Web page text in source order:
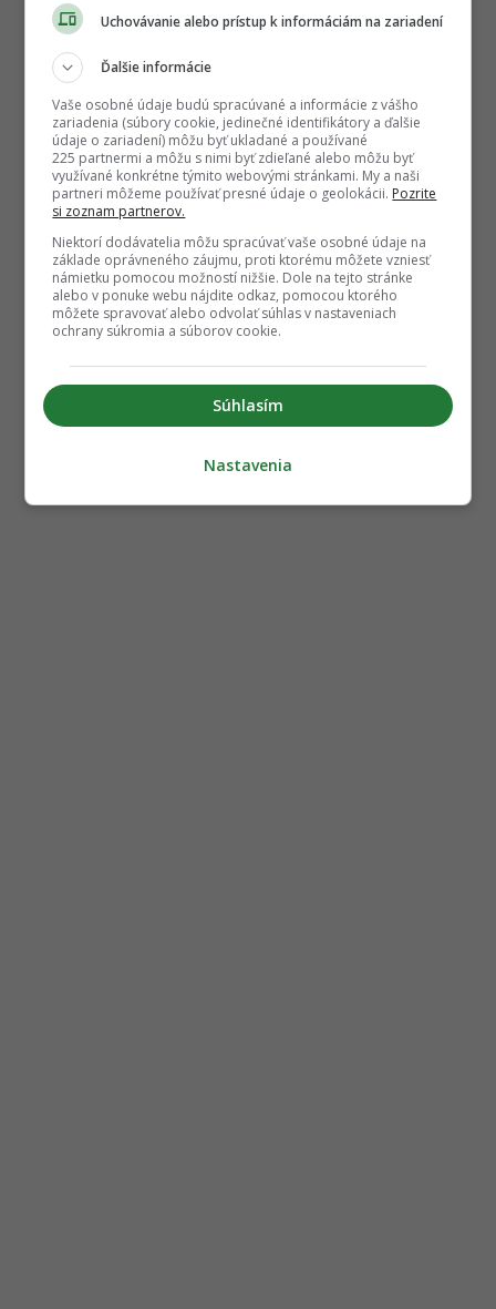
Uchovávanie alebo prístup k informáciám na zariadení
Ďalšie informácie
Vaše osobné údaje budú spracúvané a informácie z vášho
zariadenia (súbory cookie, jedinečné identifikátory a ďalšie
údaje o zariadení) môžu byť ukladané a používané
225 partnermi a môžu s nimi byť zdieľané alebo môžu byť
využívané konkrétne týmito webovými stránkami. My a naši
partneri môžeme používať presné údaje o geolokácii. Pozrite
si zoznam partnerov.
Niektorí dodávatelia môžu spracúvať vaše osobné údaje na
základe oprávneného záujmu, proti ktorému môžete vzniesť
námietku pomocou možností nižšie. Dole na tejto stránke
alebo v ponuke webu nájdite odkaz, pomocou ktorého
môžete spravovať alebo odvolať súhlas v nastaveniach
ochrany súkromia a súborov cookie.
Súhlasím
Nastavenia